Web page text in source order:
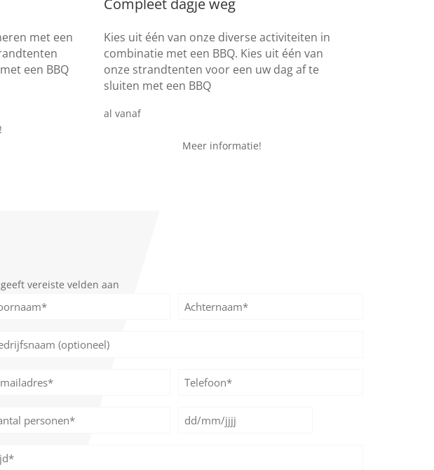
met een
een BBQ
Kies uit één van onze diverse activiteiten in
combinatie met een BBQ. Kies uit één van
onze strandtenten voor een uw dag af te
sluiten met een BBQ
al vanaf
Meer informatie!
vereiste velden aan
Telefoon*
Datum
DD